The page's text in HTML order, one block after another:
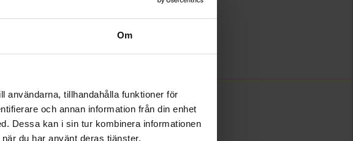
Om
användarna, tillhandahålla funktioner för
och annan information från din enhet
Dessa kan i sin tur kombinera informationen
du har använt deras tjänster.
Sten/Pärla
Diamant